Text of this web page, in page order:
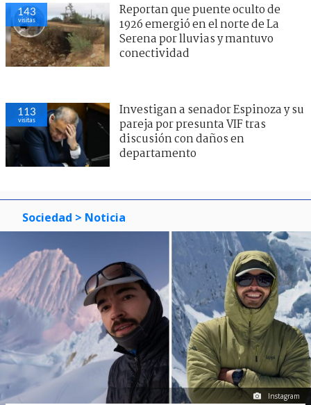
143
visitas
Reportan que puente oculto de
1926 emergió en el norte de La
Serena por lluvias y mantuvo
conectividad
113
visitas
Investigan a senador Espinoza y su
pareja por presunta VIF tras
discusión con daños en
departamento
Sociedad > Noticia
Instagram